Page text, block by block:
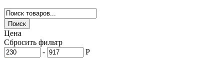
Цена
Сбросить фильтр
-
Р